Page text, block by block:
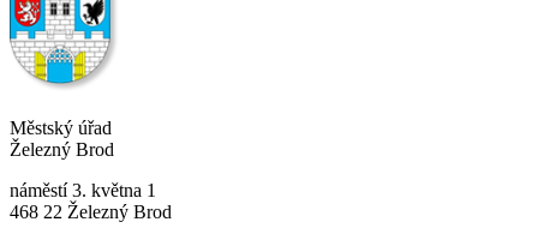
Městský úřad
Železný Brod
náměstí 3. května 1
468 22 Železný Brod